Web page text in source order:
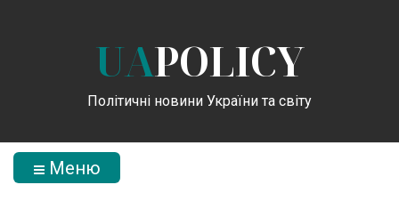
UAPOLICY
Політичні новини України та світу
Меню